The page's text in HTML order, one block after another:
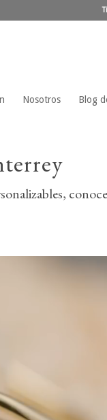
Nosotros Blog